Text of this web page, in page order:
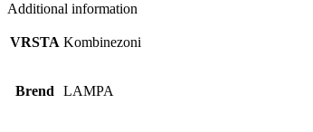
Additional information
VRSTA Kombinezoni
Brend LAMPA